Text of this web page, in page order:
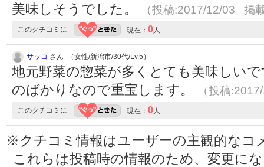
美味しそうでした。
（投稿:2017/12/03 掲
このクチコミに 現在： 0 人
サッコ さん （女性/新潟市/30代/Lv.5）
地元野菜の惣菜が多くとても美味しい
のばかりなので重宝します。
（投稿
このクチコミに 現在： 0 人
※クチコミ情報はユーザーの主観的なコ
これらは投稿時の情報のため、変更に